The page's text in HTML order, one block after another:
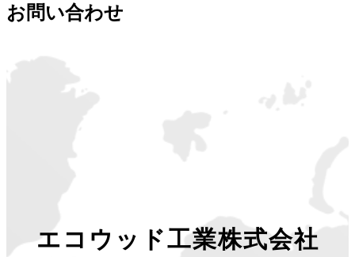
お問い合わせ
エコウッド工業株式会社